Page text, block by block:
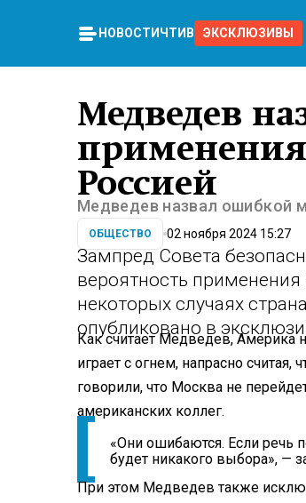
НОВОСТИ ЧТИВО ЭКСКЛЮЗИВЫ
Медведев
Россией
Медведев назвал ошибкой
ОБЩЕСТВО 02 ноября 2024 15:27
Зампред Совета
вероятность
некоторых случаях
опубликовано в
Как считает Медведев, Америка
играет с огнем, напрасно
говорили, что Москва не
американских коллег.
«Они ошибаются. Если речь
будет никакого выбора», —
При этом Медведев также